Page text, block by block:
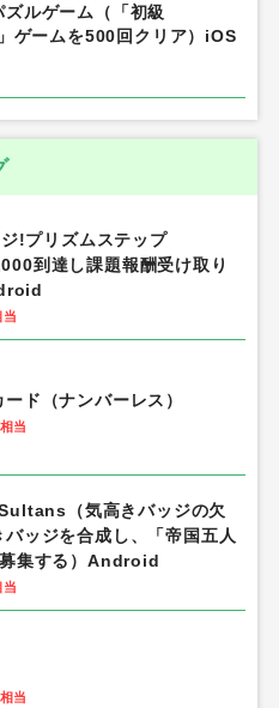
ズルゲーム（「初級
ゲームを500回クリア）iOS
!プリズムステップ
到達し課題報酬受け取り
当
ド（ナンバーレス）
相当
（気高きバッジの欠
バッジを合成し、「帝国五人
集する）Android
当
相当